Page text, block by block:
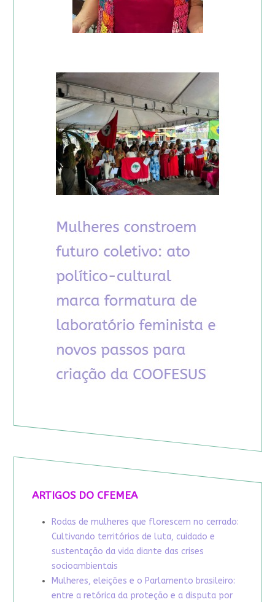
ARTIGOS DO CFEMEA
Rodas de mulheres que florescem no cerrado:
Cultivando territórios de luta, cuidado e
sustentação da vida diante das crises
socioambientais
Mulheres, eleições e o Parlamento brasileiro:
entre a retórica da proteção e a disputa por